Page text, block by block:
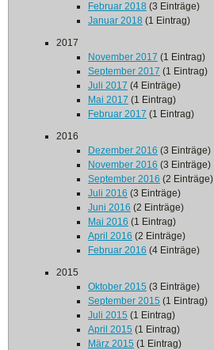
Februar 2018 (3 Einträge)
Januar 2018 (1 Eintrag)
2017
November 2017 (1 Eintrag)
September 2017 (1 Eintrag)
Juli 2017 (4 Einträge)
Mai 2017 (1 Eintrag)
Februar 2017 (1 Eintrag)
2016
Dezember 2016 (3 Einträge)
November 2016 (3 Einträge)
September 2016 (2 Einträge)
Juli 2016 (3 Einträge)
Juni 2016 (2 Einträge)
Mai 2016 (1 Eintrag)
April 2016 (2 Einträge)
Februar 2016 (4 Einträge)
2015
Oktober 2015 (3 Einträge)
September 2015 (1 Eintrag)
Juli 2015 (1 Eintrag)
April 2015 (1 Eintrag)
März 2015 (1 Eintrag)